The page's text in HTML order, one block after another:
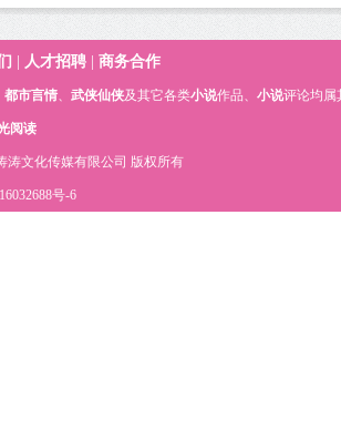
人才招聘 商务合作
都市言情、 武侠仙侠及其它各类小说作品、 小说评论均属
阅读
涛文化传媒有限公司 版权所有
号-6